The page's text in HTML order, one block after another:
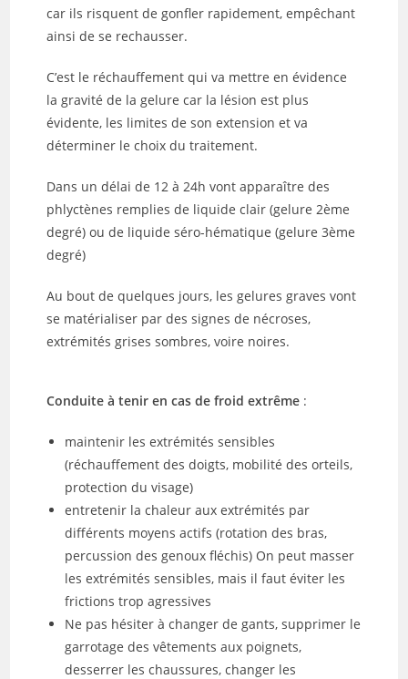
car ils risquent de gonfler rapidement, empêchant
ainsi de se rechausser.
C’est le réchauffement qui va mettre en évidence
la gravité de la gelure car la lésion est plus
évidente, les limites de son extension et va
déterminer le choix du traitement.
Dans un délai de 12 à 24h vont apparaître des
phlyctènes remplies de liquide clair (gelure 2ème
degré) ou de liquide séro-hématique (gelure 3ème
degré)
Au bout de quelques jours, les gelures graves vont
se matérialiser par des signes de nécroses,
extrémités grises sombres, voire noires.
Conduite à tenir en cas de froid extrême :
maintenir les extrémités sensibles
(réchauffement des doigts, mobilité des orteils,
protection du visage)
entretenir la chaleur aux extrémités par
différents moyens actifs (rotation des bras,
percussion des genoux fléchis) On peut masser
les extrémités sensibles, mais il faut éviter les
frictions trop agressives
Ne pas hésiter à changer de gants, supprimer le
garrotage des vêtements aux poignets,
desserrer les chaussures, changer les